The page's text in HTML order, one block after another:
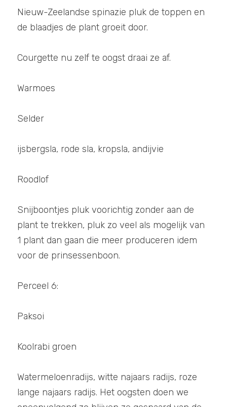
Nieuw-Zeelandse spinazie pluk de toppen en
de blaadjes de plant groeit door.
Courgette nu zelf te oogst draai ze af.
Warmoes
Selder
ijsbergsla, rode sla, kropsla, andijvie
Roodlof
Snijboontjes pluk voorichtig zonder aan de
plant te trekken, pluk zo veel als mogelijk van
1 plant dan gaan die meer produceren idem
voor de prinsessenboon.
Perceel 6:
Paksoi
Koolrabi groen
Watermeloenradijs, witte najaars radijs, roze
lange najaars radijs. Het oogsten doen we